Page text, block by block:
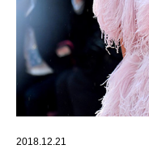
2018.12.21